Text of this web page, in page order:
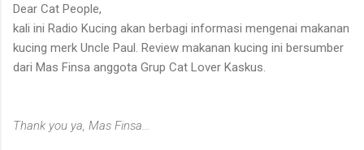
Dear Cat People,
kali ini Radio Kucing akan berbagi informasi mengenai makanan
kucing merk Uncle Paul. Review makanan kucing ini bersumber
dari Mas Finsa anggota Grup Cat Lover Kaskus.
Thank you ya, Mas Finsa...